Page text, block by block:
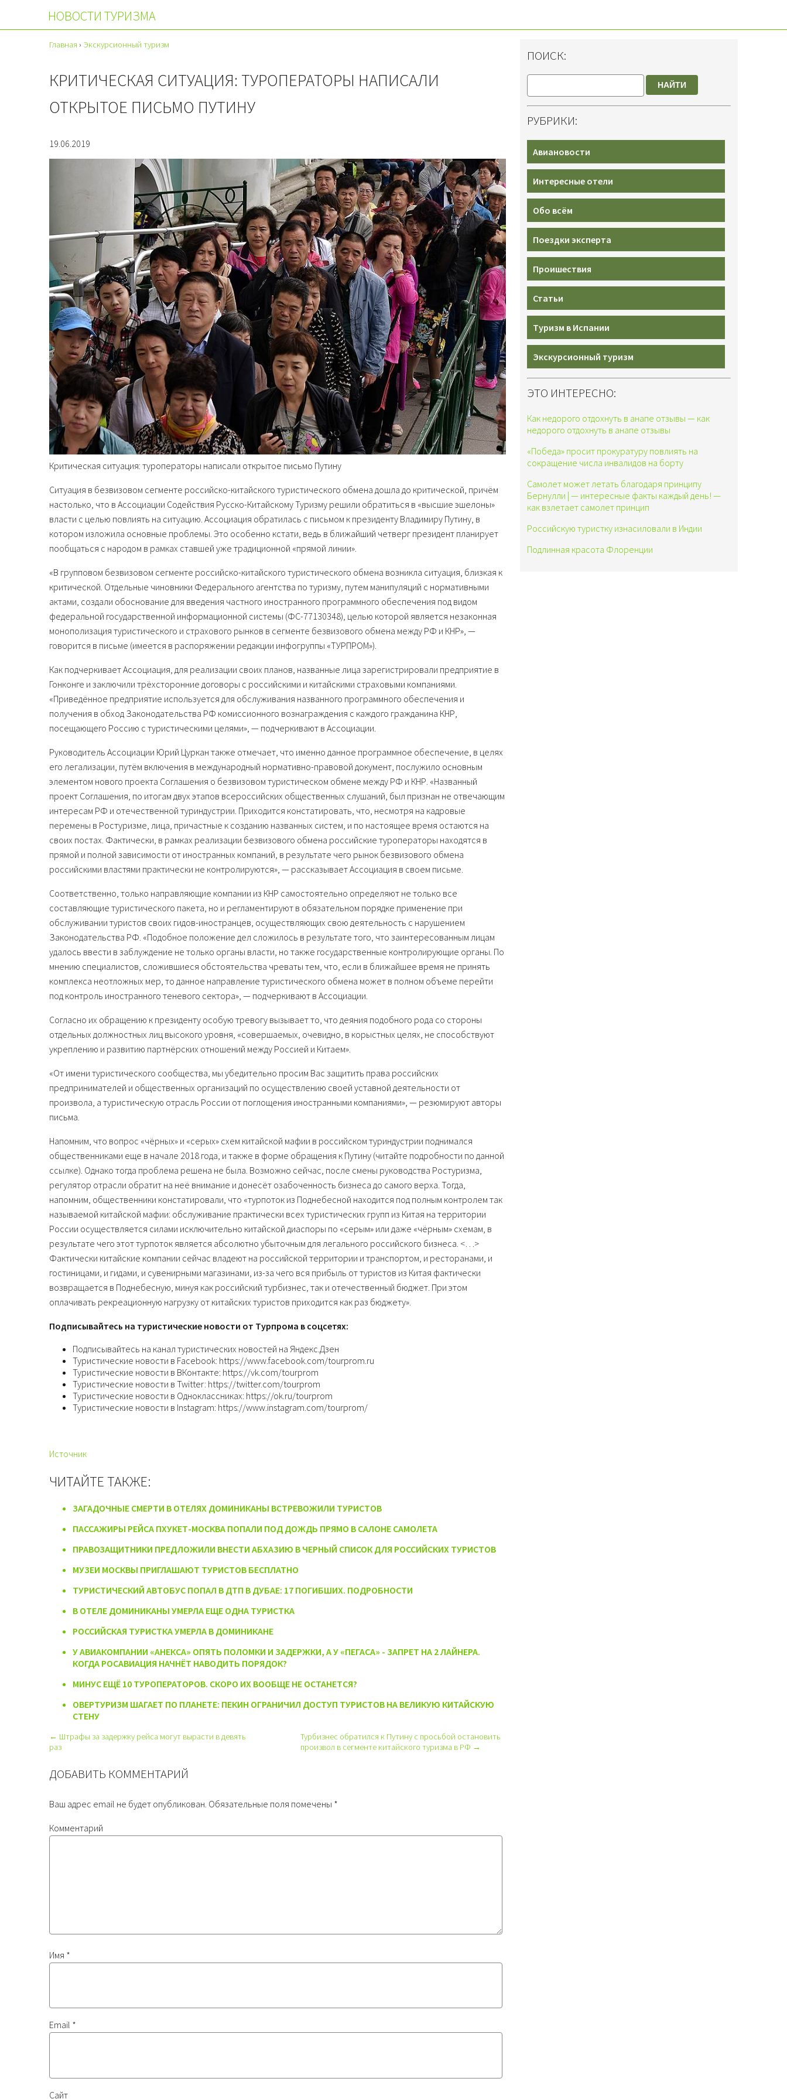
НОВОСТИ ТУРИЗМА
Главная › Экскурсионный туризм
КРИТИЧЕСКАЯ СИТУАЦИЯ: ТУРОПЕРАТОРЫ НАПИСАЛИ
ОТКРЫТОЕ ПИСЬМО ПУТИНУ
19.06.2019
Критическая ситуация: туроператоры написали открытое письмо Путину
Ситуация в безвизовом сегменте российско-китайского туристического обмена дошла до критической, причём
настолько, что в Ассоциации Содействия Русско-Китайскому Туризму решили обратиться в «высшие эшелоны»
власти с целью повлиять на ситуацию. Ассоциация обратилась с письмом к президенту Владимиру Путину, в
котором изложила основные проблемы. Это особенно кстати, ведь в ближайший четверг президент планирует
пообщаться с народом в рамках ставшей уже традиционной «прямой линии».
«В групповом безвизовом сегменте российско-китайского туристического обмена возникла ситуация, близкая к
критической. Отдельные чиновники Федерального агентства по туризму, путем манипуляций с нормативными
актами, создали обоснование для введения частного иностранного программного обеспечения под видом
федеральной государственной информационной системы (ФС-77130348), целью которой является незаконная
монополизация туристического и страхового рынков в сегменте безвизового обмена между РФ и КНР», —
говорится в письме (имеется в распоряжении редакции инфогруппы «ТУРПРОМ»).
Как подчеркивает Ассоциация, для реализации своих планов, названные лица зарегистрировали предприятие в
Гонконге и заключили трёхсторонние договоры с российскими и китайскими страховыми компаниями.
«Приведённое предприятие используется для обслуживания названного программного обеспечения и
получения в обход Законодательства РФ комиссионного вознаграждения с каждого гражданина КНР,
посещающего Россию с туристическими целями», — подчеркивают в Ассоциации.
Руководитель Ассоциации Юрий Цуркан также отмечает, что именно данное программное обеспечение, в целях
его легализации, путём включения в международный нормативно-правовой документ, послужило основным
элементом нового проекта Соглашения о безвизовом туристическом обмене между РФ и КНР. «Названный
проект Соглашения, по итогам двух этапов всероссийских общественных слушаний, был признан не отвечающим
интересам РФ и отечественной туриндустрии. Приходится констатировать, что, несмотря на кадровые
перемены в Ростуризме, лица, причастные к созданию названных систем, и по настоящее время остаются на
своих постах. Фактически, в рамках реализации безвизового обмена российские туроператоры находятся в
прямой и полной зависимости от иностранных компаний, в результате чего рынок безвизового обмена
российскими властями практически не контролируются», — рассказывает Ассоциация в своем письме.
Соответственно, только направляющие компании из КНР самостоятельно определяют не только все
составляющие туристического пакета, но и регламентируют в обязательном порядке применение при
обслуживании туристов своих гидов-иностранцев, осуществляющих свою деятельность с нарушением
Законодательства РФ. «Подобное положение дел сложилось в результате того, что заинтересованным лицам
удалось ввести в заблуждение не только органы власти, но также государственные контролирующие органы. По
мнению специалистов, сложившиеся обстоятельства чреваты тем, что, если в ближайшее время не принять
комплекса неотложных мер, то данное направление туристического обмена может в полном объеме перейти
под контроль иностранного теневого сектора», — подчеркивают в Ассоциации.
Согласно их обращению к президенту особую тревогу вызывает то, что деяния подобного рода со стороны
отдельных должностных лиц высокого уровня, «совершаемых, очевидно, в корыстных целях, не способствуют
укреплению и развитию партнёрских отношений между Россией и Китаем».
«От имени туристического сообщества, мы убедительно просим Вас защитить права российских
предпринимателей и общественных организаций по осуществлению своей уставной деятельности от
произвола, а туристическую отрасль России от поглощения иностранными компаниями», — резюмируют авторы
письма.
Напомним, что вопрос «чёрных» и «серых» схем китайской мафии в российском туриндустрии поднимался
общественниками еще в начале 2018 года, и также в форме обращения к Путину (читайте подробности по данной
ссылке). Однако тогда проблема решена не была. Возможно сейчас, после смены руководства Ростуризма,
регулятор отрасли обратит на неё внимание и донесёт озабоченность бизнеса до самого верха. Тогда,
напомним, общественники констатировали, что «турпоток из Поднебесной находится под полным контролем так
называемой китайской мафии: обслуживание практически всех туристических групп из Китая на территории
России осуществляется силами исключительно китайской диаспоры по «серым» или даже «чёрным» схемам, в
результате чего этот турпоток является абсолютно убыточным для легального российского бизнеса. <…>
Фактически китайские компании сейчас владеют на российской территории и транспортом, и ресторанами, и
гостиницами, и гидами, и сувенирными магазинами, из-за чего вся прибыль от туристов из Китая фактически
возвращается в Поднебесную, минуя как российский турбизнес, так и отечественный бюджет. При этом
оплачивать рекреационную нагрузку от китайских туристов приходится как раз бюджету».
Подписывайтесь на туристические новости от Турпрома в соцсетях:
Подписывайтесь на канал туристических новостей на Яндекс.Дзен
Туристические новости в Facebook: https://www.facebook.com/tourprom.ru
Туристические новости в ВКонтакте: https://vk.com/tourprom
Туристические новости в Twitter: https://twitter.com/tourprom
Туристические новости в Одноклассниках: https://ok.ru/tourprom
Туристические новости в Instagram: https://www.instagram.com/tourprom/
Источник
ЧИТАЙТЕ ТАКЖЕ:
ЗАГАДОЧНЫЕ СМЕРТИ В ОТЕЛЯХ ДОМИНИКАНЫ ВСТРЕВОЖИЛИ ТУРИСТОВ
ПАССАЖИРЫ РЕЙСА ПХУКЕТ-МОСКВА ПОПАЛИ ПОД ДОЖДЬ ПРЯМО В САЛОНЕ САМОЛЕТА
ПРАВОЗАЩИТНИКИ ПРЕДЛОЖИЛИ ВНЕСТИ АБХАЗИЮ В ЧЕРНЫЙ СПИСОК ДЛЯ РОССИЙСКИХ ТУРИСТОВ
МУЗЕИ МОСКВЫ ПРИГЛАШАЮТ ТУРИСТОВ БЕСПЛАТНО
ТУРИСТИЧЕСКИЙ АВТОБУС ПОПАЛ В ДТП В ДУБАЕ: 17 ПОГИБШИХ. ПОДРОБНОСТИ
В ОТЕЛЕ ДОМИНИКАНЫ УМЕРЛА ЕЩЕ ОДНА ТУРИСТКА
РОССИЙСКАЯ ТУРИСТКА УМЕРЛА В ДОМИНИКАНЕ
У АВИАКОМПАНИИ «АНЕКСА» ОПЯТЬ ПОЛОМКИ И ЗАДЕРЖКИ, А У «ПЕГАСА» - ЗАПРЕТ НА 2 ЛАЙНЕРА.
КОГДА РОСАВИАЦИЯ НАЧНЁТ НАВОДИТЬ ПОРЯДОК?
МИНУС ЕЩЁ 10 ТУРОПЕРАТОРОВ. СКОРО ИХ ВООБЩЕ НЕ ОСТАНЕТСЯ?
ОВЕРТУРИЗМ ШАГАЕТ ПО ПЛАНЕТЕ: ПЕКИН ОГРАНИЧИЛ ДОСТУП ТУРИСТОВ НА ВЕЛИКУЮ КИТАЙСКУЮ
СТЕНУ
← Штрафы за задержку рейса могут вырасти в девять
раз
Турбизнес обратился к Путину с просьбой остановить
произвол в сегменте китайского туризма в РФ →
ДОБАВИТЬ КОММЕНТАРИЙ
Ваш адрес email не будет опубликован. Обязательные поля помечены *
Комментарий
Имя *
Email *
Сайт
ПОИСК:
НАЙТИ
РУБРИКИ:
Авиановости
Интересные отели
Обо всём
Поездки эксперта
Проишествия
Статьи
Туризм в Испании
Экскурсионный туризм
ЭТО ИНТЕРЕСНО:
Как недорого отдохнуть в анапе отзывы — как
недорого отдохнуть в анапе отзывы
«Победа» просит прокуратуру повлиять на
сокращение числа инвалидов на борту
Самолет может летать благодаря принципу
Бернулли | — интересные факты каждый день! —
как взлетает самолет принцип
Российскую туристку изнасиловали в Индии
Подлинная красота Флоренции